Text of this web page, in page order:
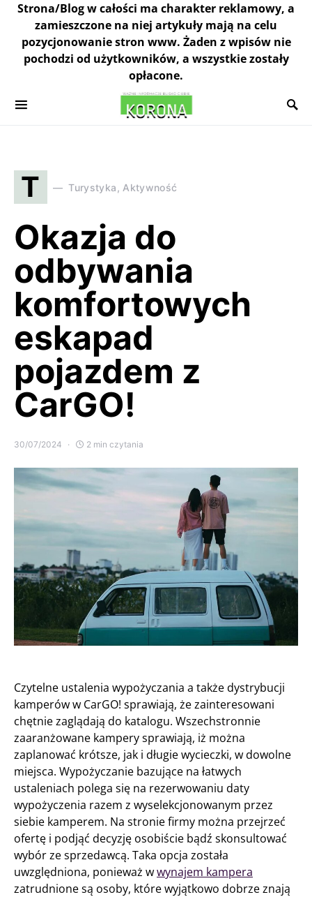
Strona/Blog w całości ma charakter reklamowy, a
zamieszczone na niej artykuły mają na celu
pozycjonowanie stron www. Żaden z wpisów nie
pochodzi od użytkowników, a wszystkie zostały
opłacone.
T Turystyka, Aktywność
Okazja do
odbywania
komfortowych
eskapad
pojazdem z
CarGO!
30/07/2024 2 min czytania
Czytelne ustalenia wypożyczania a także dystrybucji
kamperów w CarGO! sprawiają, że zainteresowani
chętnie zaglądają do katalogu. Wszechstronnie
zaaranżowane kampery sprawiają, iż można
zaplanować krótsze, jak i długie wycieczki, w dowolne
miejsca. Wypożyczanie bazujące na łatwych
ustaleniach polega się na rezerwowaniu daty
wypożyczenia razem z wyselekcjonowanym przez
siebie kamperem. Na stronie firmy można przejrzeć
ofertę i podjąć decyzję osobiście bądź skonsultować
wybór ze sprzedawcą. Taka opcja została
uwzględniona, ponieważ wwynajem kampera
zatrudnione są osoby, które wyjątkowo dobrze znają